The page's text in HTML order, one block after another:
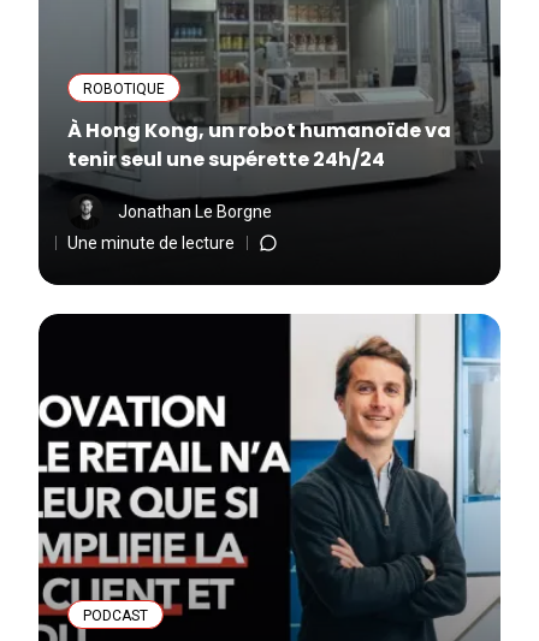
ROBOTIQUE
À Hong Kong, un robot humanoïde va
tenir seul une supérette 24h/24
Jonathan Le Borgne
Une minute de lecture
PODCAST